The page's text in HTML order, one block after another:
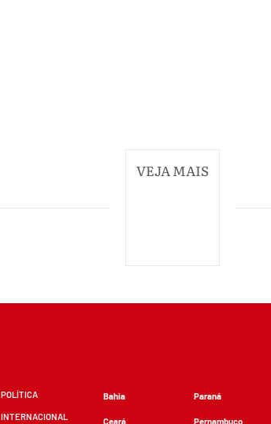
VEJA MAIS
POLÍTICA
INTERNACIONAL
Bahia
Ceará
Paraná
Pernambuco